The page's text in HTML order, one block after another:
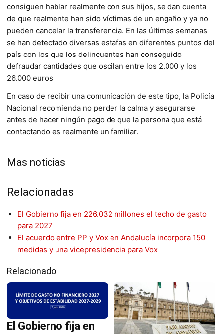
consiguen hablar realmente con sus hijos, se dan cuenta
de que realmente han sido víctimas de un engaño y ya no
pueden cancelar la transferencia. En las últimas semanas
se han detectado diversas estafas en diferentes puntos del
país con los que los delincuentes han conseguido
defraudar cantidades que oscilan entre los 2.000 y los
26.000 euros
En caso de recibir una comunicación de este tipo, la Policía
Nacional recomienda no perder la calma y asegurarse
antes de hacer ningún pago de que la persona que está
contactando es realmente un familiar.
Mas noticias
Relacionadas
El Gobierno fija en 226.032 millones el techo de gasto
para 2027
El acuerdo entre PP y Vox en Andalucía incorpora 150
medidas y una vicepresidencia para Vox
Relacionado
El Gobierno fija en